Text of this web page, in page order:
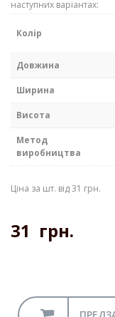
наступних варіантах:
Колір
Довжина
Ширина
Висота
Метод
виробництва
Ціна за шт. від 31 грн.
31 грн.